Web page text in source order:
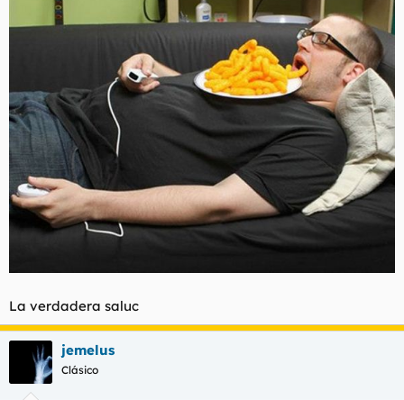
La verdadera saluc
jemelus
Clásico